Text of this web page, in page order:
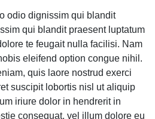
odio dignissim qui blandit
qui blandit praesent luptatum
te feugait nulla facilisi. Nam
eleifend option congue nihil.
quis laore nostrud exerci
suscipit lobortis nisl ut aliquip
iriure dolor in hendrerit in
consequat, vel illum dolore eu